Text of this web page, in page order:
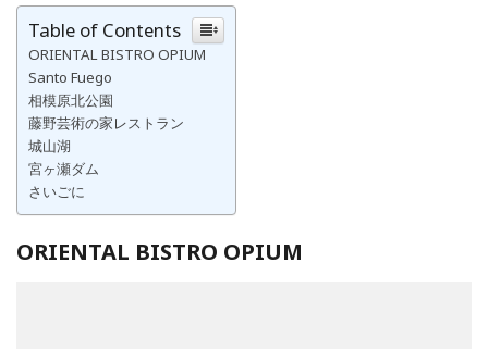
Table of Contents
ORIENTAL BISTRO OPIUM
Santo Fuego
相模原北公園
藤野芸術の家レストラン
城山湖
宮ヶ瀬ダム
さいごに
ORIENTAL BISTRO OPIUM